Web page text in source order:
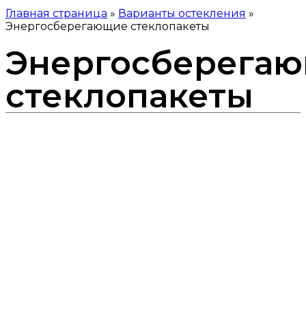
Главная страница » Варианты остекления »
Энергосберегающие стеклопакеты
стеклопакеты